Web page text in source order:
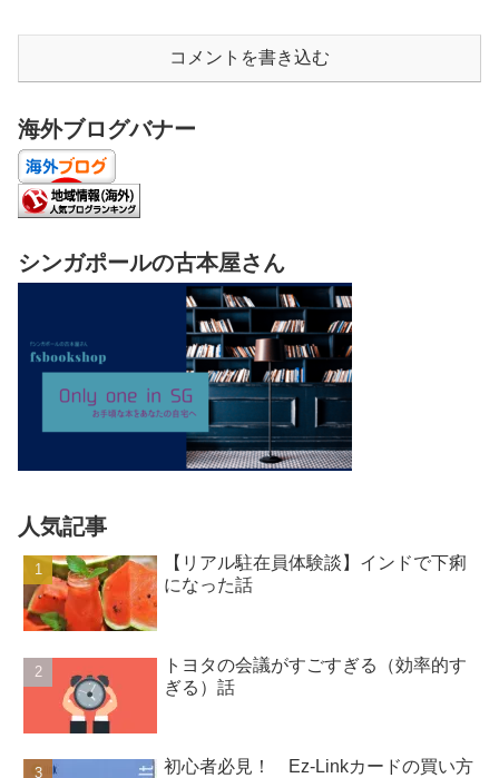
コメントを書き込む
海外ブログバナー
シンガポールの古本屋さん
人気記事
【リアル駐在員体験談】インドで下痢
になった話
トヨタの会議がすごすぎる（効率的す
ぎる）話
初心者必見！ Ez-Linkカードの買い方